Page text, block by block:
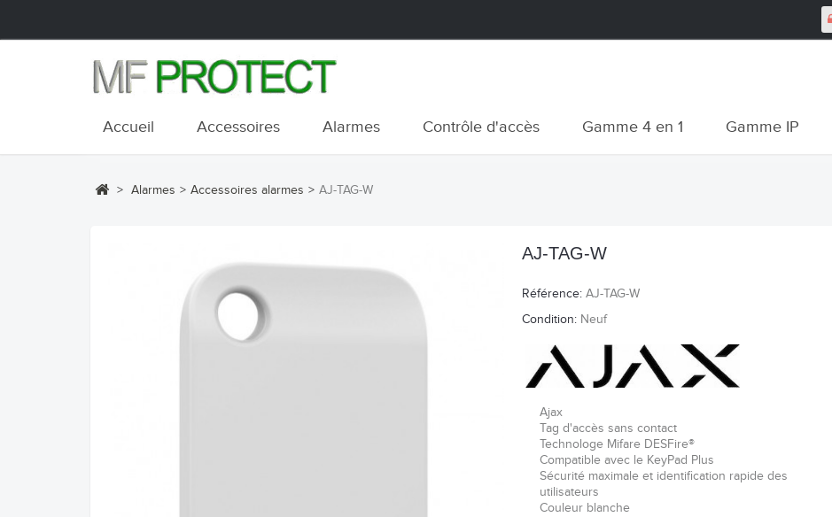
Accueil Accessoires Alarmes Contrôle d'accès Gamme 4 en 1 Gamme IP
> Alarmes > Accessoires alarmes > AJ-TAG-W
AJ-TAG-W
Référence: AJ-TAG-W
Condition: Neuf
Ajax
Tag d'accès sans contact
Technologe Mifare DESFire®
Compatible avec le KeyPad Plus
Sécurité maximale et identification rapide des
utilisateurs
Couleur blanche